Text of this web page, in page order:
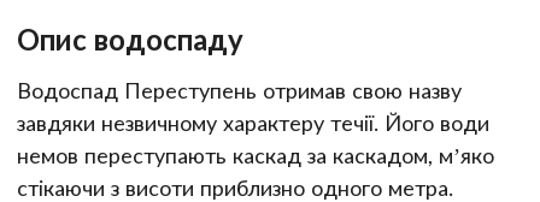
Опис водоспаду
Водоспад Переступень отримав свою назву
завдяки незвичному характеру течії. Його води
немов переступають каскад за каскадом, м’яко
стікаючи з висоти приблизно одного метра.